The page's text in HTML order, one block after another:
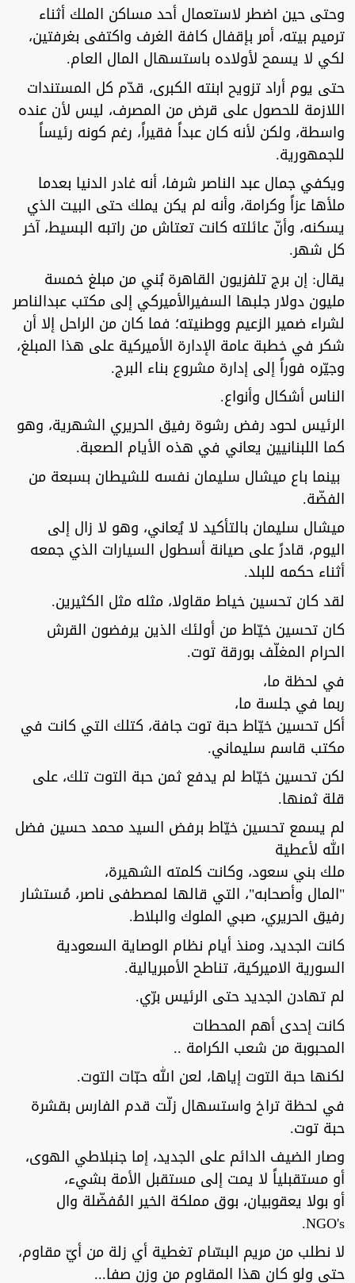
وحتى حين اضطر لاستعمال أحد مساكن الملك أثناء
ترميم بيته، أمر بإقفال كافة الغرف واكتفى بغرفتين،
لكي لا يسمح لأولاده باستسهال المال العام.
حتى يوم أراد تزويح ابنته الكبرى، قدّم كل المستندات
اللازمة للحصول على قرض من المصرف، ليس لأن عنده
واسطة، ولكن لأنه كان عبداً فقيراً، رغم كونه رئيساً
للجمهورية.
ويكفي جمال عبد الناصر شرفا، أنه غادر الدنيا بعدما
ملأها عزاً وكرامة، وأنه لم يكن يملك حتى البيت الذي
يسكنه، وأنّ عائلته كانت تعتاش من راتبه البسيط، آخر
كل شهر.
يقال: إن برج تلفزيون القاهرة بُني من مبلغ خمسة
مليون دولار جلبها السفيرالأميركي إلى مكتب عبدالناصر
لشراء ضمير الزعيم ووطنيته؛ فما كان من الراحل إلا أن
شكر في خطبة عامة الإدارة الأميركية على هذا المبلغ،
وجيّره فوراً إلى إدارة مشروع بناء البرج.
الناس أشكال وأنواع.
الرئيس لحود رفض رشوة رفيق الحريري الشهرية، وهو
كما اللبنانيين يعاني في هذه الأيام الصعبة.
بينما باع ميشال سليمان نفسه للشيطان بسبعة من
الفضّة.
ميشال سليمان بالتأكيد لا يُعاني، وهو لا زال إلى
اليوم، قادرً على صيانة أسطول السيارات الذي جمعه
أثناء حكمه للبلد.
لقد كان تحسين خياط مقاولا، مثله مثل الكثيرين.
كان تحسين خيّاط من أولئك الذين يرفضون القرش
الحرام المغلّف بورقة توت.
في لحظة ما،
ربما في جلسة ما،
أكل تحسين خيّاط حبة توت جافة، كتلك التي كانت في
مكتب قاسم سليماني.
لكن تحسين خيّاط لم يدفع ثمن حبة التوت تلك، على
قلة ثمنها.
لم يسمع تحسين خيّاط برفض السيد محمد حسين فضل
الله لأعطية
ملك بني سعود، وكانت كلمته الشهيرة،
"المال وأصحابه"، التي قالها لمصطفى ناصر، مُستشار
رفيق الحريري، صبي الملوك والبلاط.
كانت الجديد، ومنذ أيام نظام الوصاية السعودية
السورية الاميركية، تناطح الأمبريالية.
لم تهادن الجديد حتى الرئيس برّي.
كانت إحدى أهم المحطات
المحبوبة من شعب الكرامة ..
لكنها حبة التوت إياها، لعن الله حبّات التوت.
في لحظة تراخ واستسهال زلّت قدم الفارس بقشرة
حبة توت.
وصار الضيف الدائم على الجديد، إما جنبلاطي الهوى،
أو مستقبلياً لا يمت إلى مستقبل الأمة بشيء،
أو بولا يعقوبيان، بوق مملكة الخير المُفضّلة وال
NGO's.
لا نطلب من مريم البسّام تغطية أي زلة من أيّ مقاوم،
حتى ولو كان هذا المقاوم من وزن صفا...